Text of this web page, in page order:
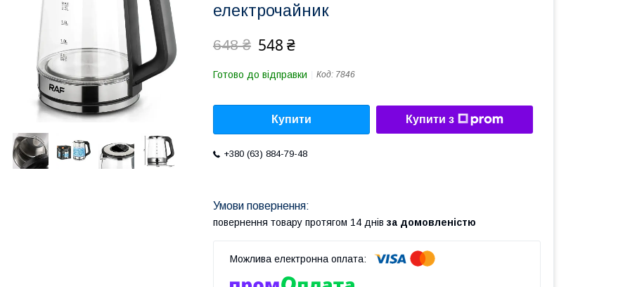
електрочайник
648 ₴ 548 ₴
Готово до відправки Код: 7846
Купити Купити з
+380 (63) 884-79-48
повернення товару протягом 14 днів за домовленістю